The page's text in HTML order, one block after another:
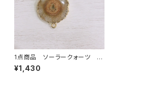
1点商品 ソーラークォーツ 2
カン ブラウン⑦
¥1,430